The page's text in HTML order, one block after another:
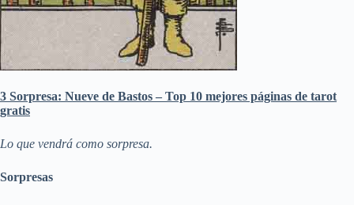
3 Sorpresa: Nueve de Bastos – Top 10 mejores páginas de tarot
gratis
Lo que vendrá como sorpresa.
Sorpresas